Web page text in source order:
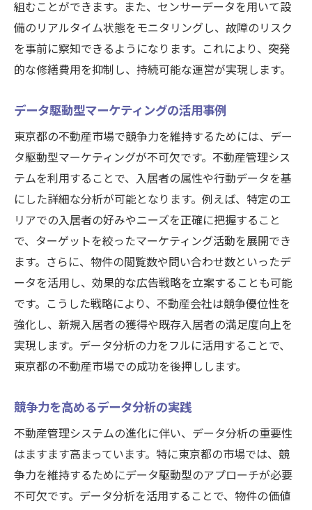
組むことができます。また、センサーデータを用いて設
備のリアルタイム状態をモニタリングし、故障のリスク
を事前に察知できるようになります。これにより、突発
的な修繕費用を抑制し、持続可能な運営が実現します。
データ駆動型マーケティングの活用事例
東京都の不動産市場で競争力を維持するためには、デー
タ駆動型マーケティングが不可欠です。不動産管理シス
テムを利用することで、入居者の属性や行動データを基
にした詳細な分析が可能となります。例えば、特定のエ
リアでの入居者の好みやニーズを正確に把握すること
で、ターゲットを絞ったマーケティング活動を展開でき
ます。さらに、物件の閲覧数や問い合わせ数といったデ
ータを活用し、効果的な広告戦略を立案することも可能
です。こうした戦略により、不動産会社は競争優位性を
強化し、新規入居者の獲得や既存入居者の満足度向上を
実現します。データ分析の力をフルに活用することで、
東京都の不動産市場での成功を後押しします。
競争力を高めるデータ分析の実践
不動産管理システムの進化に伴い、データ分析の重要性
はますます高まっています。特に東京都の市場では、競
争力を維持するためにデータ駆動型のアプローチが必要
不可欠です。データ分析を活用することで、物件の価値